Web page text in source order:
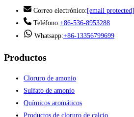
Correo electrónico: [email protected]
Teléfono:+86-536-8953288
Whatsapp:+86-13356799699
Productos
Cloruro de amonio
Sulfato de amonio
Químicos aromáticos
Productos de cloruro de calcio